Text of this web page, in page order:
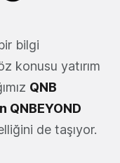
bilgi
konusu yatırım
QNB
QNBEYOND
de taşıyor.